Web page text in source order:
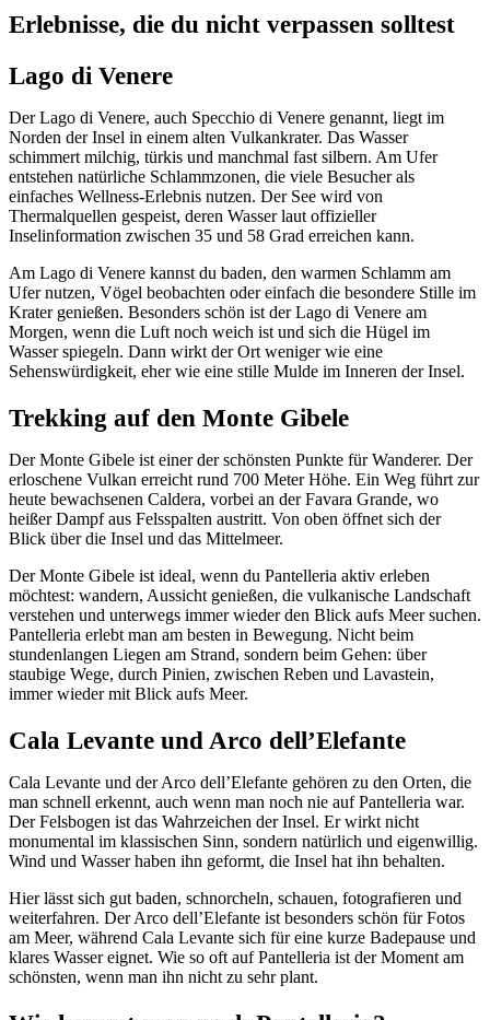
Erlebnisse, die du nicht verpassen solltest
Lago di Venere
Der Lago di Venere, auch Specchio di Venere genannt, liegt im
Norden der Insel in einem alten Vulkankrater. Das Wasser
schimmert milchig, türkis und manchmal fast silbern. Am Ufer
entstehen natürliche Schlammzonen, die viele Besucher als
einfaches Wellness-Erlebnis nutzen. Der See wird von
Thermalquellen gespeist, deren Wasser laut offizieller
Inselinformation zwischen 35 und 58 Grad erreichen kann.
Am Lago di Venere kannst du baden, den warmen Schlamm am
Ufer nutzen, Vögel beobachten oder einfach die besondere Stille im
Krater genießen. Besonders schön ist der Lago di Venere am
Morgen, wenn die Luft noch weich ist und sich die Hügel im
Wasser spiegeln. Dann wirkt der Ort weniger wie eine
Sehenswürdigkeit, eher wie eine stille Mulde im Inneren der Insel.
Trekking auf den Monte Gibele
Der Monte Gibele ist einer der schönsten Punkte für Wanderer. Der
erloschene Vulkan erreicht rund 700 Meter Höhe. Ein Weg führt zur
heute bewachsenen Caldera, vorbei an der Favara Grande, wo
heißer Dampf aus Felsspalten austritt. Von oben öffnet sich der
Blick über die Insel und das Mittelmeer.
Der Monte Gibele ist ideal, wenn du Pantelleria aktiv erleben
möchtest: wandern, Aussicht genießen, die vulkanische Landschaft
verstehen und unterwegs immer wieder den Blick aufs Meer suchen.
Pantelleria erlebt man am besten in Bewegung. Nicht beim
stundenlangen Liegen am Strand, sondern beim Gehen: über
staubige Wege, durch Pinien, zwischen Reben und Lavastein,
immer wieder mit Blick aufs Meer.
Cala Levante und Arco dell’Elefante
Cala Levante und der Arco dell’Elefante gehören zu den Orten, die
man schnell erkennt, auch wenn man noch nie auf Pantelleria war.
Der Felsbogen ist das Wahrzeichen der Insel. Er wirkt nicht
monumental im klassischen Sinn, sondern natürlich und eigenwillig.
Wind und Wasser haben ihn geformt, die Insel hat ihn behalten.
Hier lässt sich gut baden, schnorcheln, schauen, fotografieren und
weiterfahren. Der Arco dell’Elefante ist besonders schön für Fotos
am Meer, während Cala Levante sich für eine kurze Badepause und
klares Wasser eignet. Wie so oft auf Pantelleria ist der Moment am
schönsten, wenn man ihn nicht zu sehr plant.